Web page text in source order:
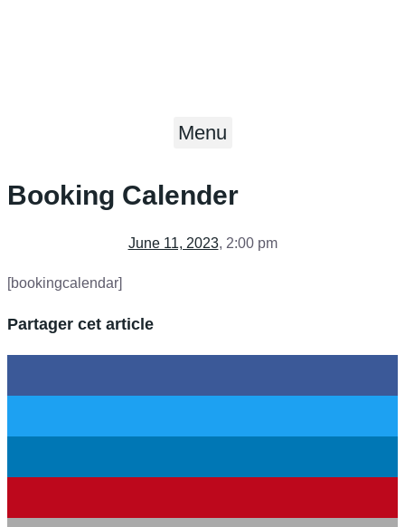
Menu
Booking Calender
June 11, 2023, 2:00 pm
[bookingcalendar]
Partager cet article